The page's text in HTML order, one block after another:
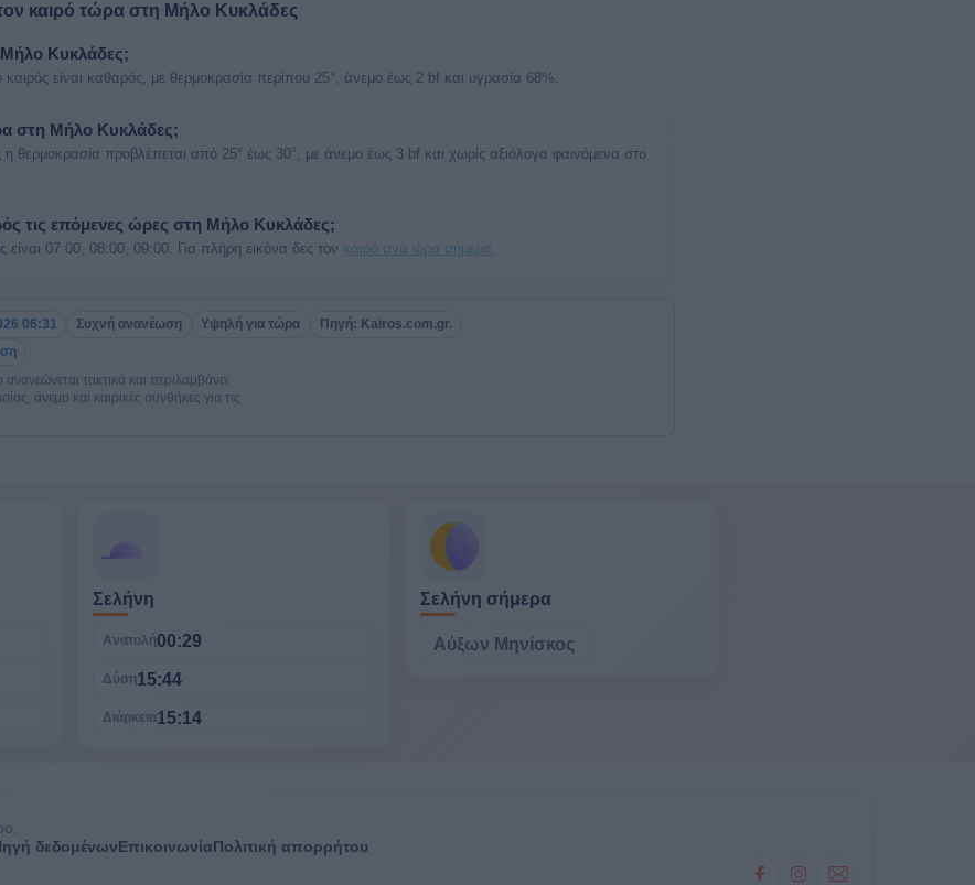
καιρό τώρα στη Μήλο Κυκλάδες
Μήλο Κυκλάδες;
είναι καθαρός, με θερμοκρασία περίπου 25°, άνεμο έως 2 bf και υγρασία 68%.
στη Μήλο Κυκλάδες;
θερμοκρασία προβλέπεται από 25° έως 30°, με άνεμο έως 3 bf και χωρίς αξιόλογα φαινόμενα στο
τις επόμενες ώρες στη Μήλο Κυκλάδες;
είναι 07:00, 08:00, 09:00. Για πλήρη εικόνα δες τον καιρό ανά ώρα σήμερα.
06:31 Συχνή ανανέωση Υψηλή για τώρα Πηγή: Kairos.com.gr.
τακτικά και περιλαμβάνει
άνεμο και καιρικές συνθήκες για τις
Σελήνη
Ανατολή00:29
Δύση15:44
Διάρκεια15:14
Σελήνη σήμερα
Αύξων Μηνίσκος
δεδομένωνΕπικοινωνίαΠολιτική απορρήτου